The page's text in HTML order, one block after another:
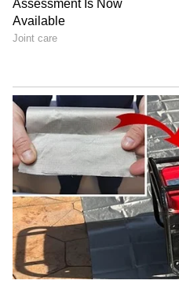
Image Credit : Our Own
ಯಾರಿಗೆಲ್ಲಾ ಅವಕಾಶ?
ಆಯ್ಕೆಯಾದ ಅಭ್ಯರ್ಥಿಗಳು
ಎಂಜಿನಿಯರ್‌'ಗಳಾಗಿ ಕಂಪನಿಗೆ